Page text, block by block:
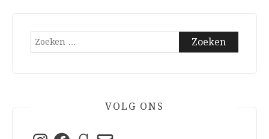
Zoeken
VOLG ONS
InstagramFacebookGoodreads
E-